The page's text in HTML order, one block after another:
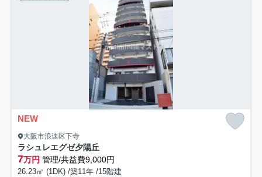
NEW
大阪市浪速区下寺
ラシュレエグゼ夕陽丘
7万円 管理/共益費9,000円
26.23㎡ (1DK) /築11年 /15階建